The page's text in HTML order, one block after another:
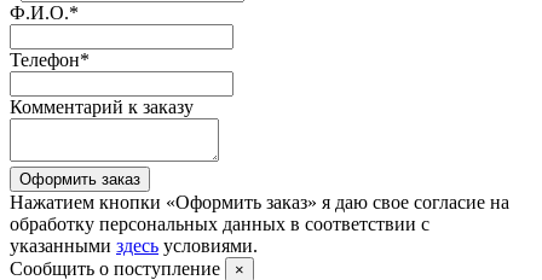
Ф.И.О.*
Телефон*
Комментарий к заказу
Оформить заказ
Нажатием кнопки «Оформить заказ» я даю свое согласие на
обработку персональных данных в соответствии с
указанными здесь условиями.
Сообщить о поступление
×